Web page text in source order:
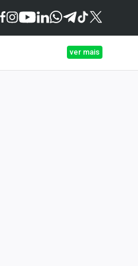
ver mais